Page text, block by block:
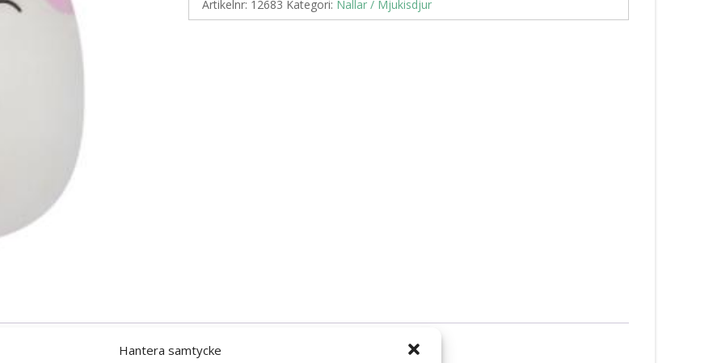
Hantera samtycke
Artikelnr: 12683 Kategori: Nallar / Mjukisdjur